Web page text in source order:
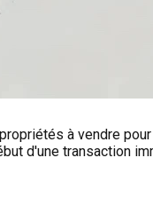
à vendre
d'une transaction